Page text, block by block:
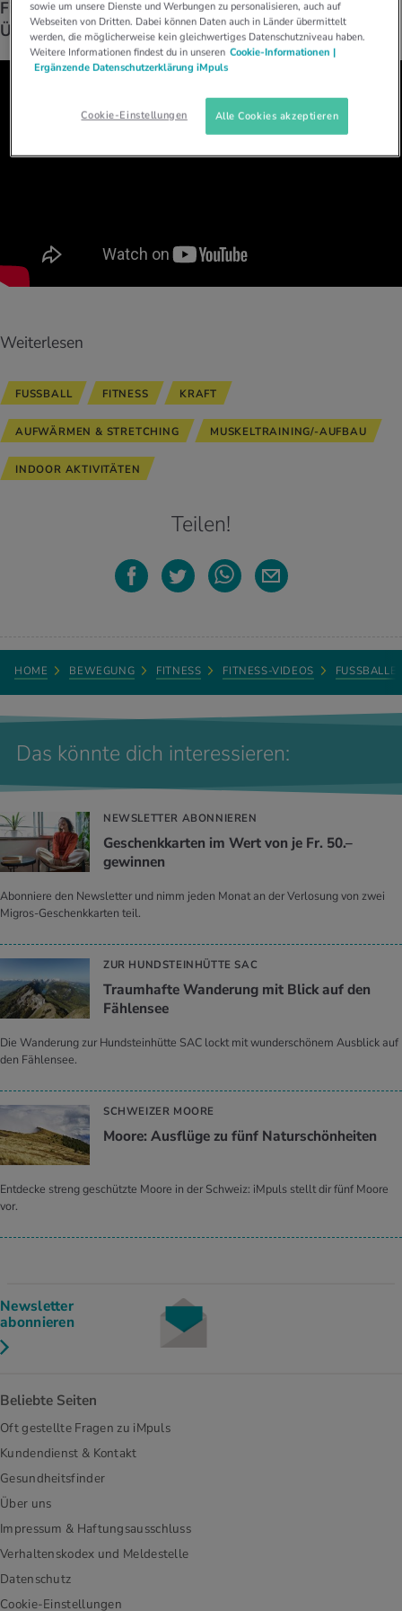
& Intoleranzen
Personal Health Coaching
THEMEN IM BEREICH BEWEGUNG
THEMEN IM BEREICH ENTSPANNUNG
Wissen
Personal Health Coaching
THEMEN IM BEREICH SERVICES
Angebote
Fitness-Coach Goran Petrovic zeigt im Video, wie du die
Übung machst. Mach sie nach.
Weiterlesen
FUSSBALL FITNESS KRAFT
AUFWÄRMEN & STRETCHING MUSKELTRAINING/-AUFBAU
INDOOR AKTIVITÄTEN
Teilen!
HOME BEWEGUNG FITNESS FITNESS-VIDEOS
Das könnte dich interessieren:
NEWSLETTER ABONNIEREN
Geschenkkarten im Wert von je Fr. 50.–
gewinnen
Abonniere den Newsletter und nimm jeden Monat an der Verlosung von zwei
Migros-Geschenkkarten teil.
ZUR HUNDSTEINHÜTTE SAC
Traumhafte Wanderung mit Blick auf den
Fählensee
Die Wanderung zur Hundsteinhütte SAC lockt mit wunderschönem Ausblick auf
den Fählensee.
SCHWEIZER MOORE
Moore: Ausflüge zu fünf Naturschönheiten
Entdecke streng geschützte Moore in der Schweiz: iMpuls stellt dir fünf Moore
vor.
Newsletter
abonnieren
Beliebte Seiten
Oft gestellte Fragen zu iMpuls
Kundendienst & Kontakt
Gesundheitsfinder
Über uns
Impressum & Haftungsausschluss
Verhaltenskodex und Meldestelle
Datenschutz
Cookie-Einstellungen
sowie um unsere Dienste und Werbungen zu personalisieren, auch auf
Webseiten von Dritten. Dabei können Daten auch in Länder übermittelt
werden, die möglicherweise kein gleichwertiges Datenschutzniveau haben.
Weitere Informationen findest du in unseren Cookie-Informationen |
Ergänzende Datenschutzerklärung iMpuls
Cookie-Einstellungen Alle Cookies akzeptieren